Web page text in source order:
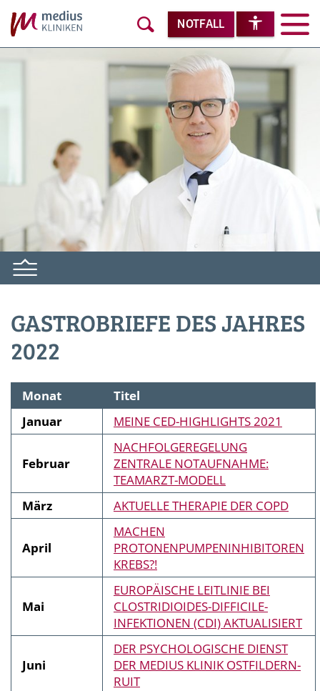
NOTFALL
GASTROBRIEFE DES JAHRES
2022
Monat
Titel
Januar
MEINE CED-HIGHLIGHTS 2021
Februar
NACHFOLGEREGELUNG
ZENTRALE NOTAUFNAHME:
TEAMARZT-MODELL
März
AKTUELLE THERAPIE DER COPD
April
MACHEN
PROTONENPUMPENINHIBITOREN
KREBS?!
Mai
EUROPÄISCHE LEITLINIE BEI
CLOSTRIDIOIDES-DIFFICILE-
INFEKTIONEN (CDI) AKTUALISIERT
Juni
DER PSYCHOLOGISCHE DIENST
DER MEDIUS KLINIK OSTFILDERN-
RUIT